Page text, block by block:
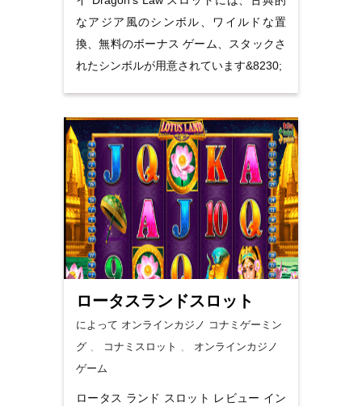
なアジア風のシンボル、ワイルドな置
換、無料のボーナス ゲーム、スタックさ
れたシンボルが用意されています&8230;
ロータスランドスロット
によって オンラインカジノ コナミゲーミン
グ 、 コナミスロット 、
オンラインカジノ
ゲーム
ロータス ランド スロット レビュー イン